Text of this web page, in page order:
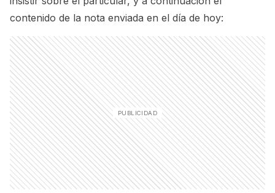
contenido de la nota enviada en el día de hoy: